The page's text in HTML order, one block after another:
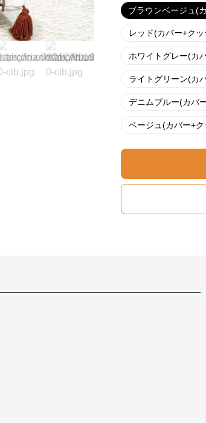
ブラウンベージュ(
レッド(カバー+ク
ホワイトグレー(カ
ライトグリーン(カ
デニムブルー(カバ
ベージュ(カバー+